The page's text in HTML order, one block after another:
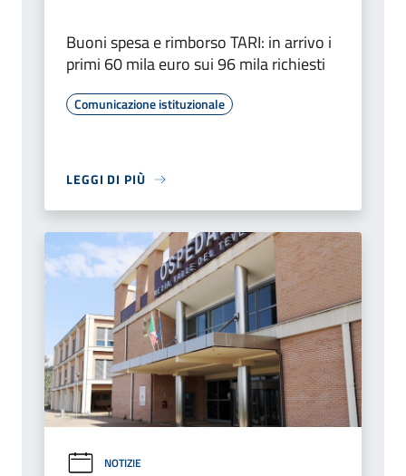
Buoni spesa e rimborso TARI: in arrivo i
primi 60 mila euro sui 96 mila richiesti
Comunicazione istituzionale
LEGGI DI PIÙ
NOTIZIE